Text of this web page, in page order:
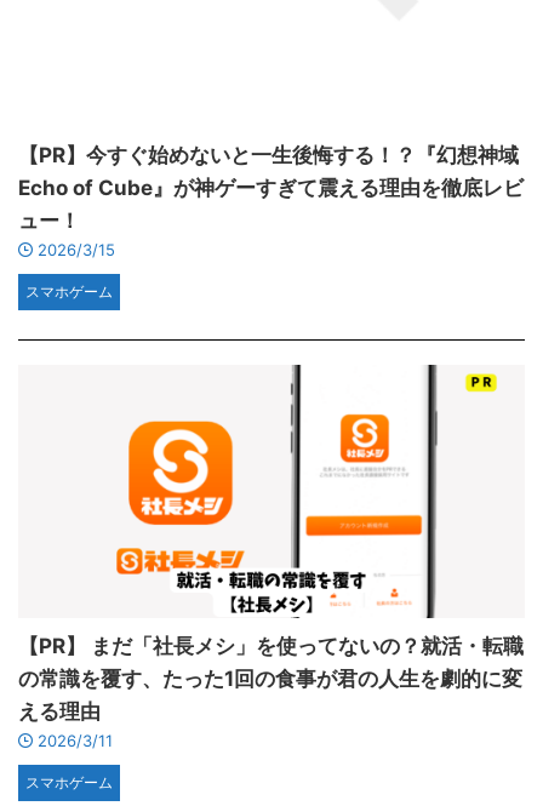
【PR】今すぐ始めないと一生後悔する！？『幻想神域
Echo of Cube』が神ゲーすぎて震える理由を徹底レビ
ュー！
2026/3/15
スマホゲーム
【PR】 まだ「社長メシ」を使ってないの？就活・転職
の常識を覆す、たった1回の食事が君の人生を劇的に変
える理由
2026/3/11
スマホゲーム